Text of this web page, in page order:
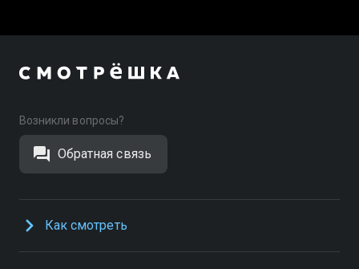
Возникли вопросы?
Обратная связь
Как смотреть